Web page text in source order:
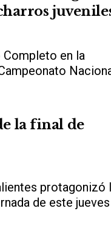
Completo en la
la final de
protagonizó
de este jueves